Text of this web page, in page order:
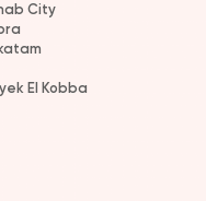
City
El Kobba